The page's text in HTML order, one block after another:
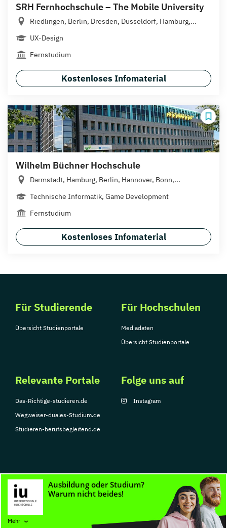
Mehr
SRH Fernhochschule – The Mobile University
Riedlingen, Berlin, Dresden, Düsseldorf, Hamburg,...
UX-Design
Fernstudium
Kostenloses Infomaterial
Wilhelm Büchner Hochschule
Darmstadt, Hamburg, Berlin, Hannover, Bonn,...
Technische Informatik, Game Development
Fernstudium
Kostenloses Infomaterial
Für Studierende
Übersicht Studienportale
Für Hochschulen
Mediadaten
Übersicht Studienportale
Relevante Portale
Das-Richtige-studieren.de
Wegweiser-duales-Studium.de
Studieren-berufsbegleitend.de
Folge uns auf
Instagram
© Copyright 2026, TarGroup Media GmbH
Nutzungsbedingungen